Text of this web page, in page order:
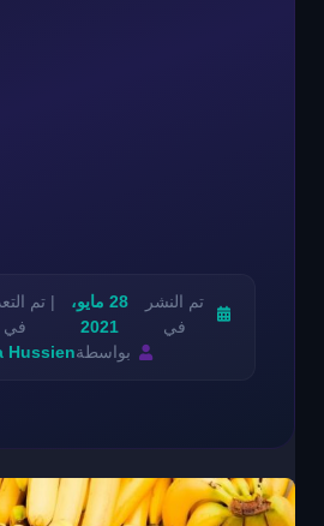
تم النشر
في
28 مايو،
2021
| تم
في
بواسطةHussien